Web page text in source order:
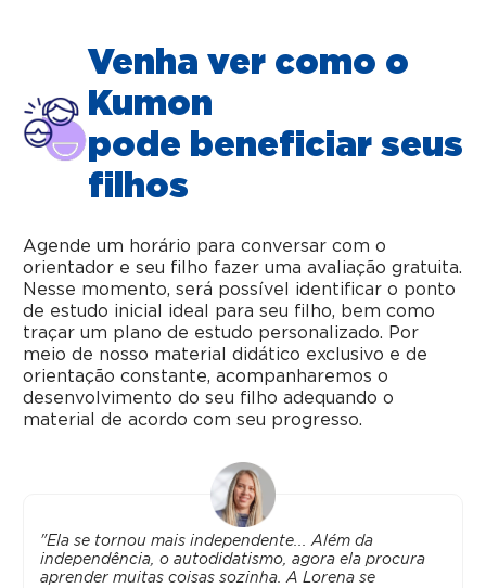
Venha ver como o
Kumon
pode beneficiar seus
filhos
Agende um horário para conversar com o
orientador e seu filho fazer uma avaliação gratuita.
Nesse momento, será possível identificar o ponto
de estudo inicial ideal para seu filho, bem como
traçar um plano de estudo personalizado. Por
meio de nosso material didático exclusivo e de
orientação constante, acompanharemos o
desenvolvimento do seu filho adequando o
material de acordo com seu progresso.
"Ela se tornou mais independente... Além da
independência, o autodidatismo, agora ela procura
aprender muitas coisas sozinha. A Lorena se